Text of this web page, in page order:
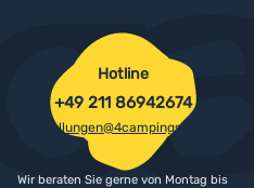
Hotline
+49 211 86942674
bestellungen@4campingshop.de
Wir beraten Sie gerne von Montag bis